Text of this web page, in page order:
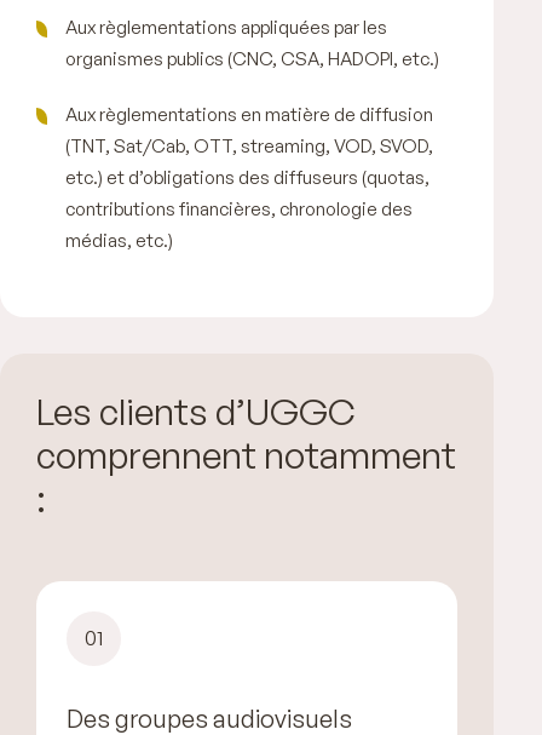
Aux règlementations appliquées par les
organismes publics (CNC, CSA, HADOPI, etc.)
Aux règlementations en matière de diffusion
(TNT, Sat/Cab, OTT, streaming, VOD, SVOD,
etc.) et d’obligations des diffuseurs (quotas,
contributions financières, chronologie des
médias, etc.)
Les clients d’UGGC
comprennent notamment
:
01
Des groupes audiovisuels